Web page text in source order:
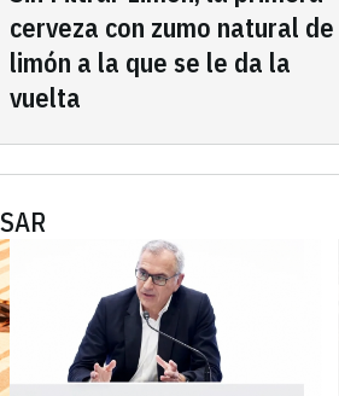
cerveza con zumo natural de
limón a la que se le da la
vuelta